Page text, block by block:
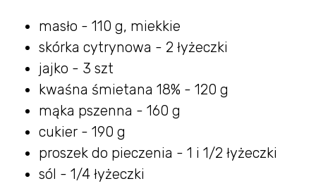
masło - 110 g, miekkie
skórka cytrynowa - 2 łyżeczki
jajko - 3 szt
kwaśna śmietana 18% - 120 g
mąka pszenna - 160 g
cukier - 190 g
proszek do pieczenia - 1 i 1/2 łyżeczki
sól - 1/4 łyżeczki